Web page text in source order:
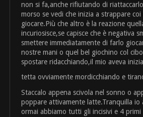
non si fa,anche rifiutando di
morso se vedi che inizia a strappare
giocare.Più che altro è la reazione
incuriosisce,se capisce che è negativa
smettere immediatamente di farlo
nostre mani o quel bel giochino col
spostare ridacchiando,il mio aveva
tetta ovviamente mordicchiando e
Staccalo appena scivola nel sonno o
poppare attivamente latte.Tranquilla io
ormai abbiamo tutti gli incisivi e 4 primi